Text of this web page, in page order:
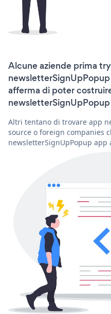
Alcune aziende prima
afferma di poter
Altri tentano di trovare app
source o foreign companies
newsletterSignUpPopup app